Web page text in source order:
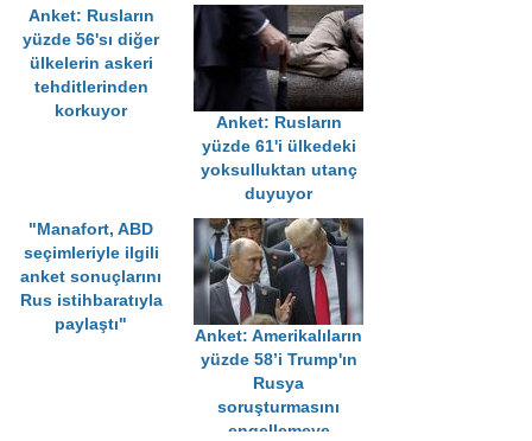
Anket: Rusların
yüzde 56'sı diğer
ülkelerin askeri
tehditlerinden
korkuyor
Anket: Rusların
yüzde 61'i ülkedeki
yoksulluktan utanç
duyuyor
"Manafort, ABD
seçimleriyle ilgili
anket sonuçlarını
Rus istihbaratıyla
paylaştı"
Anket: Amerikalıların
yüzde 58’i Trump'ın
Rusya
soruşturmasını
engellemeye